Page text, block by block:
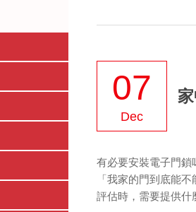
07
Dec
有必要安裝電子門鎖
「我家的門到底能
評估時，需要提供什